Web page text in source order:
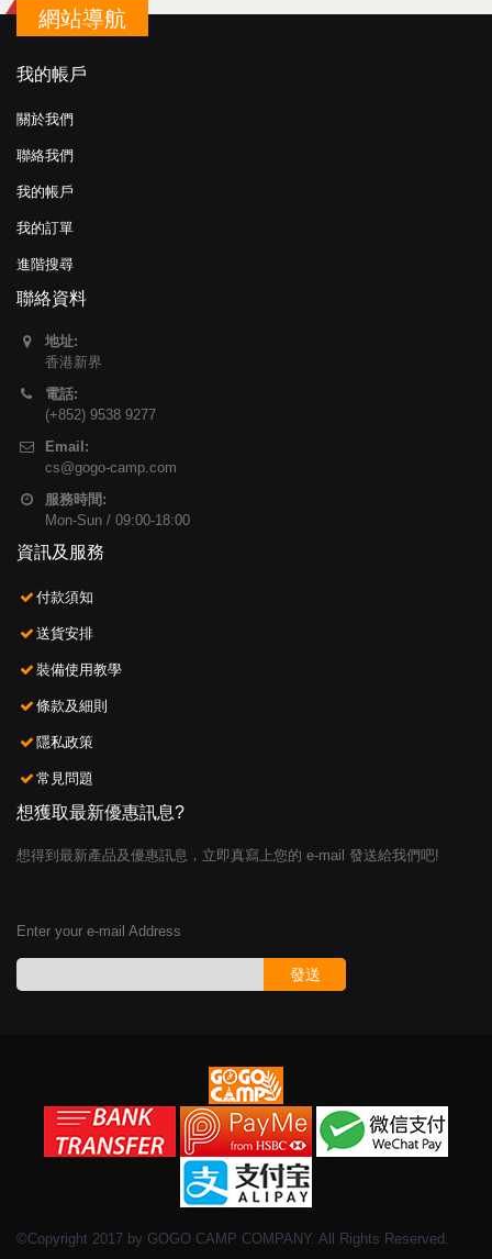
網站導航
我的帳戶
關於我們
聯絡我們
我的帳戶
我的訂單
進階搜尋
聯絡資料
地址:
香港新界
電話:
(+852) 9538 9277
Email:
cs@gogo-camp.com
服務時間:
Mon-Sun / 09:00-18:00
資訊及服務
付款須知
送貨安排
裝備使用教學
條款及細則
隱私政策
常見問題
想獲取最新優惠訊息?
想得到最新產品及優惠訊息，立即真寫上您的 e-mail 發送給我們吧!
Enter your e-mail Address
發送
©Copyright 2017 by GOGO CAMP COMPANY. All Rights Reserved.